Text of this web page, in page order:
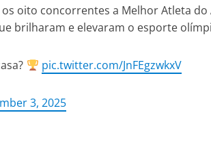
oito concorrentes a Melhor Atleta
brilharam e elevaram o esporte
pic.twitter.com/JnFEgzwkxV
3, 2025